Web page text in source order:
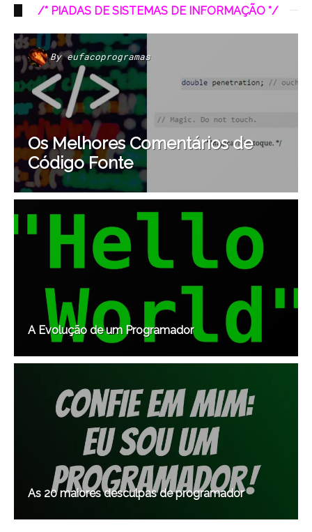
/* PIADAS DE SISTEMAS DE INFORMAÇÃO */
Byeufacoprogramas
Os Melhores Comentários de
Código Fonte
A Evolução de um Programador
As 20 maiores desculpas de programador